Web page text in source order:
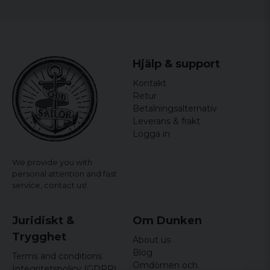
We provide you with
personal attention and fast
service, contact us!
Hjälp & support
Kontakt
Retur
Betalningsalternativ
Leverans & frakt
Logga in
Juridiskt &
Trygghet
Terms and conditions
Om Dunken
About us
Blog
Omdömen och